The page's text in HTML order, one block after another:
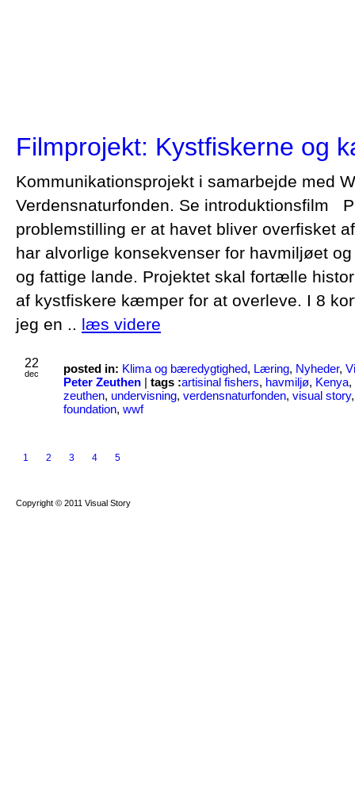
Filmprojekt: Kystfiskerne og
Kommunikationsprojekt i samarbejde med
Verdensnaturfonden. Se introduktionsfilm
problemstilling er at havet bliver overfisket
har alvorlige konsekvenser for havmiljøet
og fattige lande. Projektet skal fortælle
af kystfiskere kæmper for at overleve. I 8
jeg en .. læs videre
22
dec posted in: Klima og bæredygtighed, Læring, Nyheder,
Peter Zeuthen
tags :artisinal fishers, havmiljø, Kenya,
zeuthen, undervisning, verdensnaturfonden, visual story
foundation, wwf
1 2 3 4 5
Copyright © 2011 Visual Story